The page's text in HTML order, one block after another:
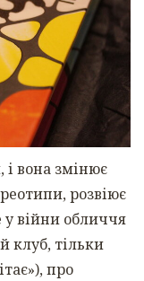
вона змінює
розвіює
війни обличчя
клуб, тільки
про